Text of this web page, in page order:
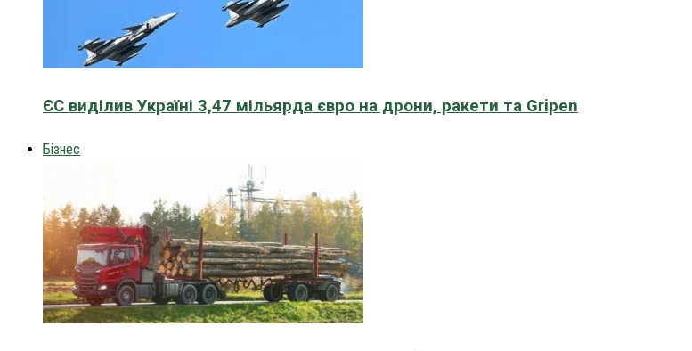
ЄС виділив Україні 3,47 мільярда євро на дрони, ракети та Gripen
Бізнес